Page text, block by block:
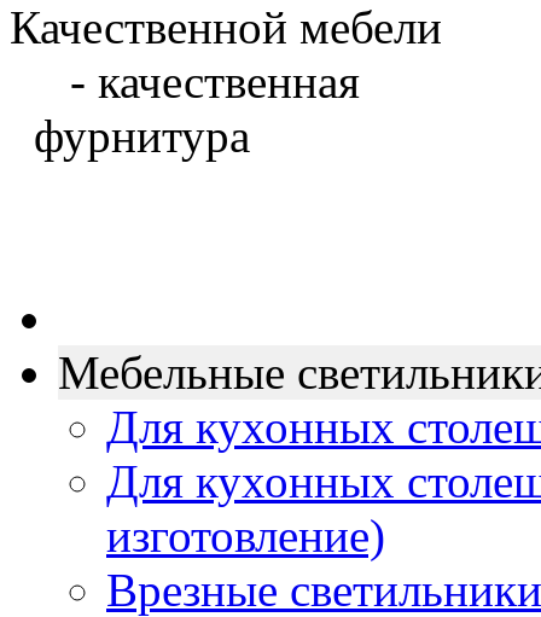
Качественной мебели
- качественная
фурнитура
Мебельные
Для кухонных
Для кухонных
изготовление)
Врезные светильники